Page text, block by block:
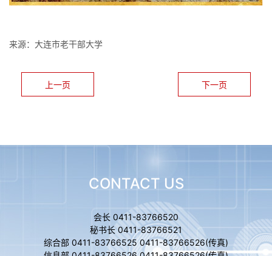
来源：大连市老干部大学
上一页 下一页
CONTACT US
会长 0411-83766520
秘书长 0411-83766521
综合部 0411-83766525 0411-83766526(传真)